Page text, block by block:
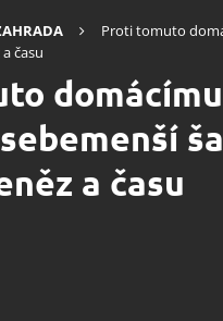
Proti tomuto
času
a času